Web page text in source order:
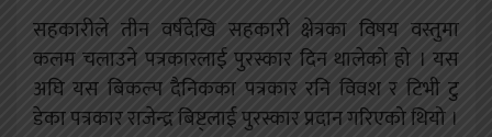
सहकारीले तीन वर्षदेखि सहकारी क्षेत्रका विषय वस्तुमा
कलम चलाउने पत्रकारलाई पुरस्कार दिन थालेको हो । यस
अघि यस बिकल्प दैनिकका पत्रकार रनि विवश र टिभी टु
डेका पत्रकार राजेन्द्र बिष्ट्लाई पुरस्कार प्रदान गरिएको थियो ।